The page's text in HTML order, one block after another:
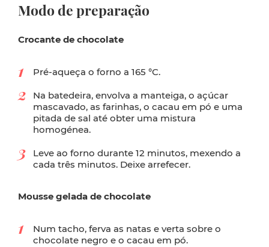
Modo de preparação
Crocante de chocolate
Pré-aqueça o forno a 165 °C.
Na batedeira, envolva a manteiga, o açúcar
mascavado, as farinhas, o cacau em pó e uma
pitada de sal até obter uma mistura
homogénea.
Leve ao forno durante 12 minutos, mexendo a
cada três minutos. Deixe arrefecer.
Mousse gelada de chocolate
Num tacho, ferva as natas e verta sobre o
chocolate negro e o cacau em pó.